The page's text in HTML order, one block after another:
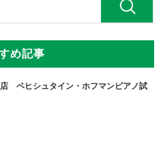
め記事
ベヒシュタイン・ホフマンピアノ試